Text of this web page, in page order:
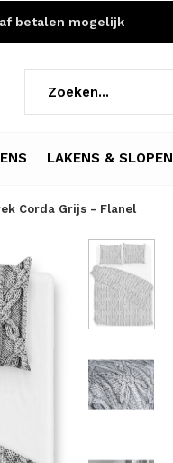
LAKENS & SLOPEN
betalen mogelijk
Corda Grijs - Flanel